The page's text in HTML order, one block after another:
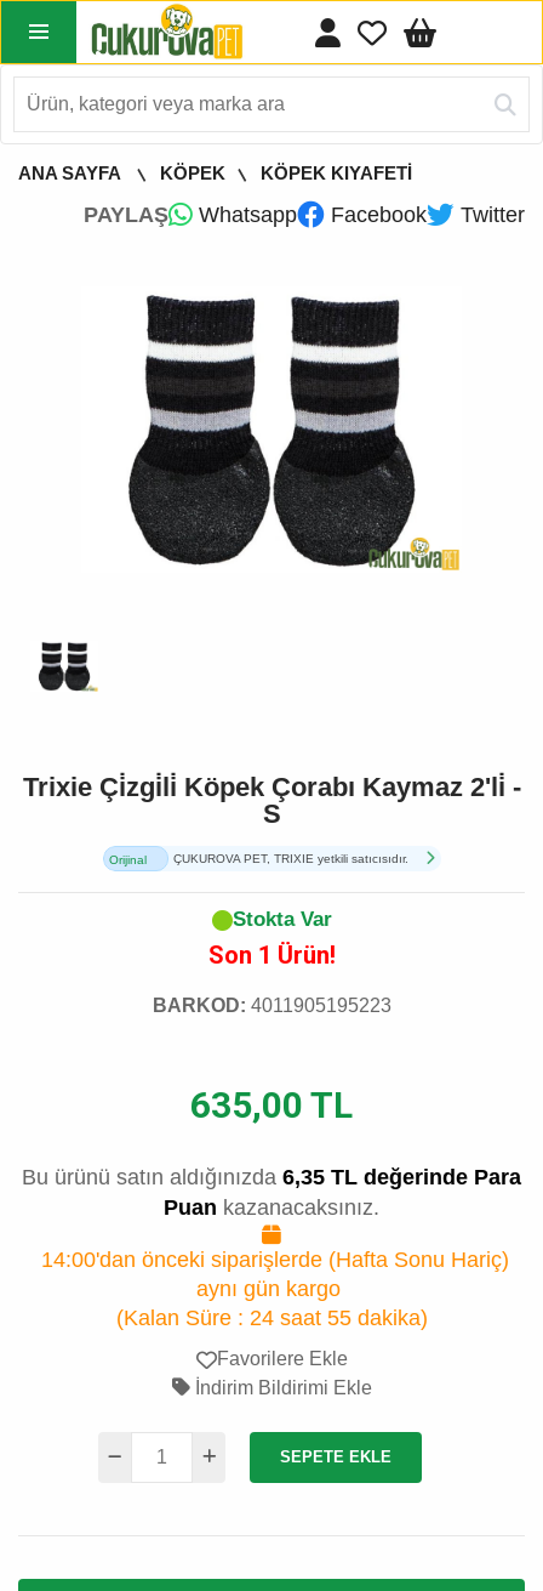
ANA SAYFA KÖPEK KÖPEK KIYAFETİ
PAYLAŞ Whatsapp Facebook Twitter
Trixie Çi̇zgi̇li̇ Köpek Çorabı Kaymaz 2'li̇ -
S
Orijinal
ÇUKUROVA PET, TRIXIE yetkili satıcısıdır.
Stokta Var
Son 1 Ürün!
BARKOD: 4011905195223
635,00 TL
Bu ürünü satın aldığınızda 6,35 TL değerinde Para
Puan kazanacaksınız.
14:00'dan önceki siparişlerde (Hafta Sonu Hariç)
aynı gün kargo
(Kalan Süre : 24 saat 55 dakika)
Favorilere Ekle
İndirim Bildirimi Ekle
SEPETE EKLE